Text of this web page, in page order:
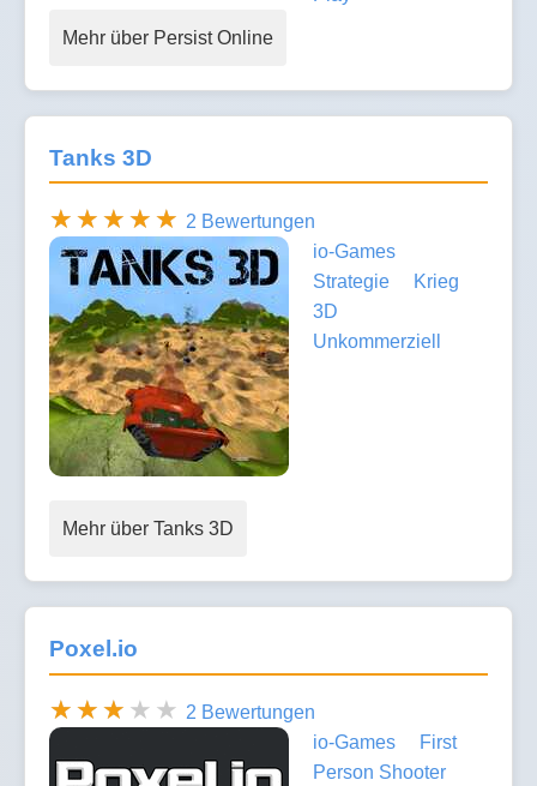
Mehr über Persist Online
Tanks 3D
2 Bewertungen
io-Games
Strategie
Krieg
3D
Unkommerziell
Mehr über Tanks 3D
Poxel.io
2 Bewertungen
io-Games
First
Person Shooter